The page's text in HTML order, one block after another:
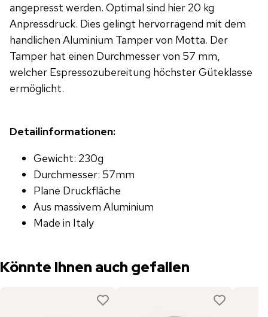
angepresst werden. Optimal sind hier 20 kg
Anpressdruck. Dies gelingt hervorragend mit dem
handlichen Aluminium Tamper von Motta. Der
Tamper hat einen Durchmesser von 57 mm,
welcher Espressozubereitung höchster Güteklasse
ermöglicht.
Detailinformationen:
Gewicht: 230g
Durchmesser: 57mm
Plane Druckfläche
Aus massivem Aluminium
Made in Italy
Könnte Ihnen auch gefallen